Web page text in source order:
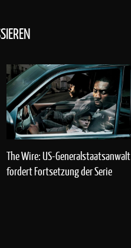
The Wire: US-Generalstaatsanwalt
fordert Fortsetzung der Serie